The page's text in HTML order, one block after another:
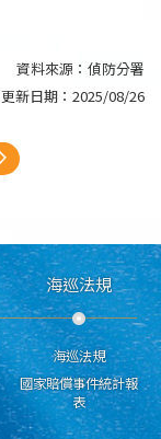
資料來源： 偵防分署
更新日期： 2025/08/26
海巡法規
海巡法規
國家賠償事件統計報
表